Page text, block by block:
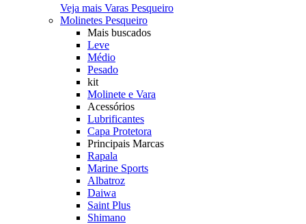
Veja mais Varas Pesqueiro
Molinetes Pesqueiro
Mais buscados
Leve
Médio
Pesado
kit
Molinete e Vara
Acessórios
Lubrificantes
Capa Protetora
Principais Marcas
Rapala
Marine Sports
Albatroz
Daiwa
Saint Plus
Shimano